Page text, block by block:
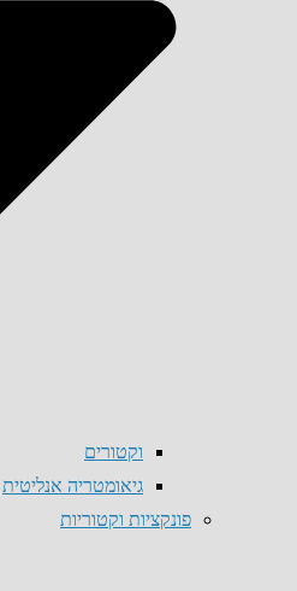
וקטורים
גיאומטריה אנליטית
פונקציות וקטוריות